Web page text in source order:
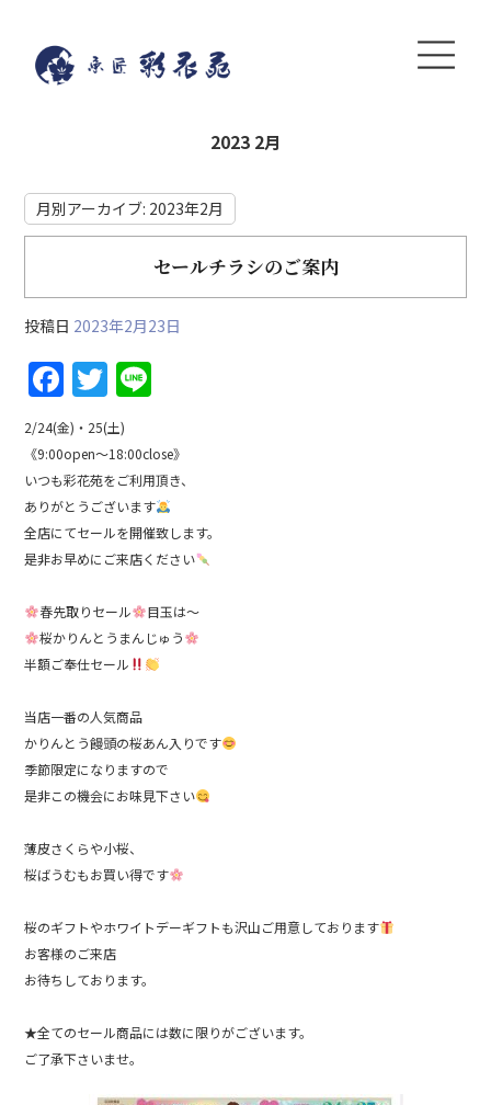
2023 2月
月別アーカイブ: 2023年2月
セールチラシのご案内
投稿日 2023年2月23日
F
a
c
e
b
o
k
T
w
itt
er
e
2/24(金)・25(土)
《9:00open～18:00close》
いつも彩花苑をご利用頂き、
ありがとうございます
全店にてセールを開催致します。
是非お早めにご来店ください
春先取りセール
目玉は～
桜かりんとうまんじゅう
半額ご奉仕セール
当店一番の人気商品
かりんとう饅頭の桜あん入りです
季節限定になりますので
是非この機会にお味見下さい
薄皮さくらや小桜、
桜ばうむもお買い得です
桜のギフトやホワイトデーギフトも沢山ご用意しております
お客様のご来店
お待ちしております。
★全てのセール商品には数に限りがございます。
ご了承下さいませ。